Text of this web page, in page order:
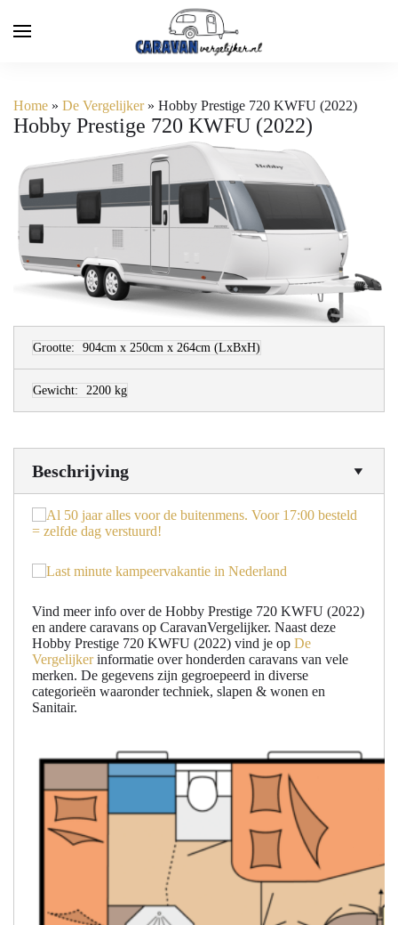
Home » De Vergelijker» Hobby Prestige 720 KWFU (2022)
Hobby Prestige 720 KWFU (2022)
Grootte: 904cm x 250cm x 264cm (LxBxH)
Gewicht: 2200 kg
Beschrijving
Vind meer info over de Hobby Prestige 720 KWFU (2022)
en andere caravans op CaravanVergelijker. Naast deze
Hobby Prestige 720 KWFU (2022) vind je op De
Vergelijkerinformatie over honderden caravans van vele
merken. De gegevens zijn gegroepeerd in diverse
categorieën waaronder techniek, slapen & wonen en
Sanitair.